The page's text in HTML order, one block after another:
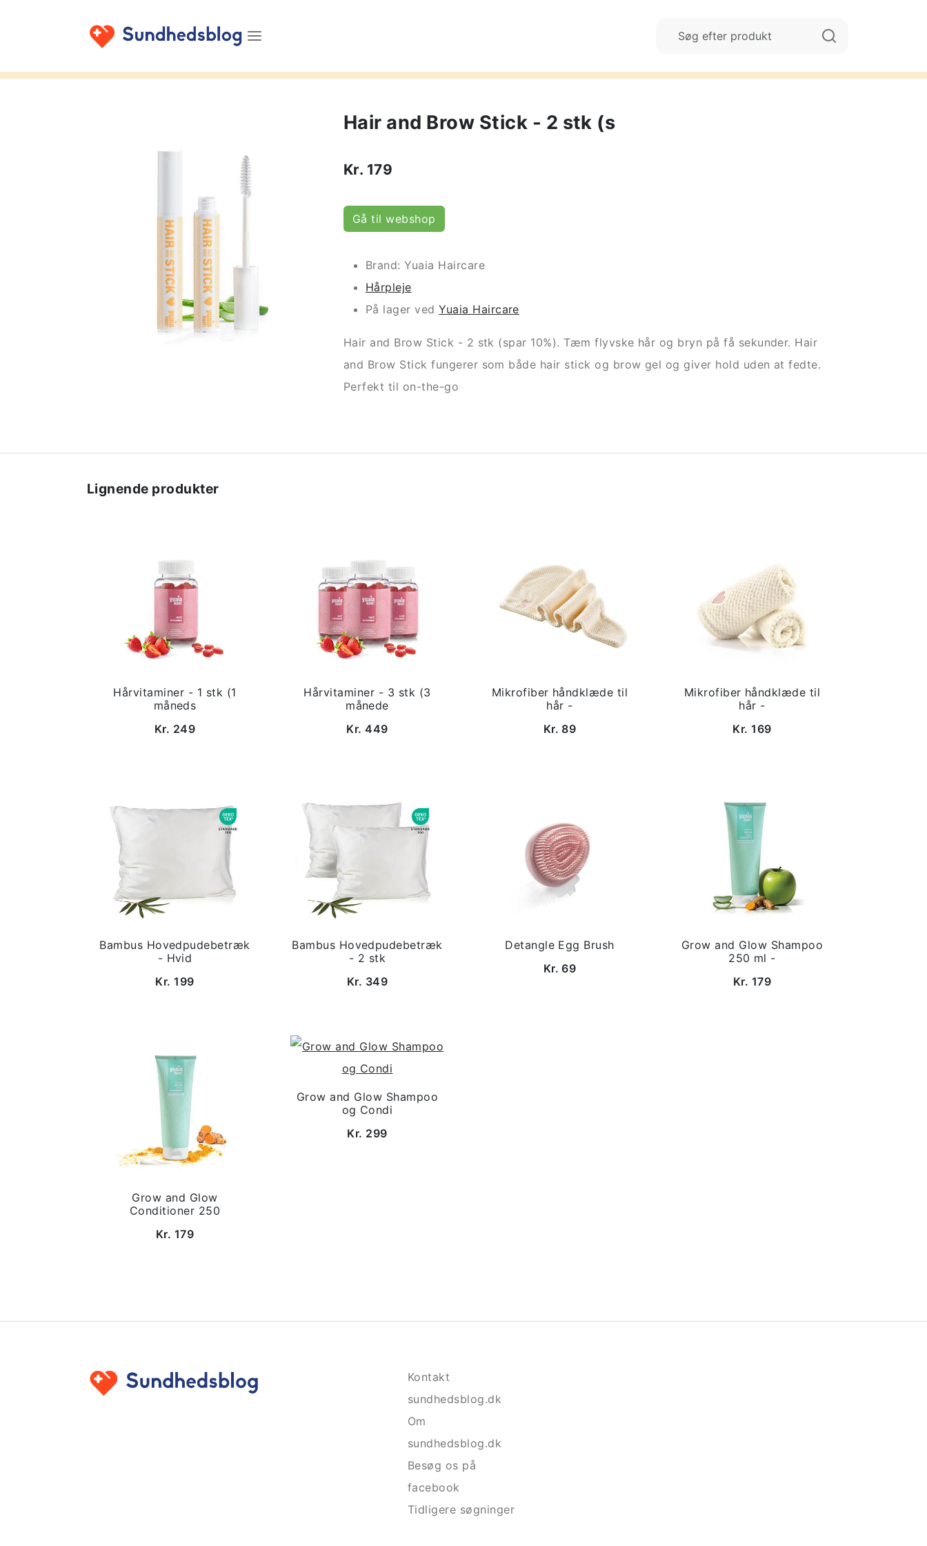
Hair and Brow Stick - 2 stk (s
Kr. 179
Gå til webshop
Brand: Yuaia Haircare
Hårpleje
På lager vedYuaia Haircare
Hair and Brow Stick - 2 stk (spar 10%). Tæm flyvske hår og bryn på få sekunder. Hair
and Brow Stick fungerer som både hair stick og brow gel og giver hold uden at fedte.
Perfekt til on-the-go
Lignende produkter
Hårvitaminer - 1 stk (1
måneds
Kr. 249
Hårvitaminer - 3 stk (3
månede
Kr. 449
Mikrofiber håndklæde til
hår -
Kr. 89
Mikrofiber håndklæde til
hår -
Kr. 169
Bambus Hovedpudebetræk
- Hvid
Kr. 199
Bambus Hovedpudebetræk
- 2 stk
Kr. 349
Detangle Egg Brush
Kr. 69
Grow and Glow Shampoo
250 ml -
Kr. 179
Grow and Glow
Conditioner 250
Kr. 179
Grow and Glow Shampoo
og Condi
Kr. 299
Kontakt
sundhedsblog.dk
Om
sundhedsblog.dk
Besøg os på
facebook
Tidligere søgninger